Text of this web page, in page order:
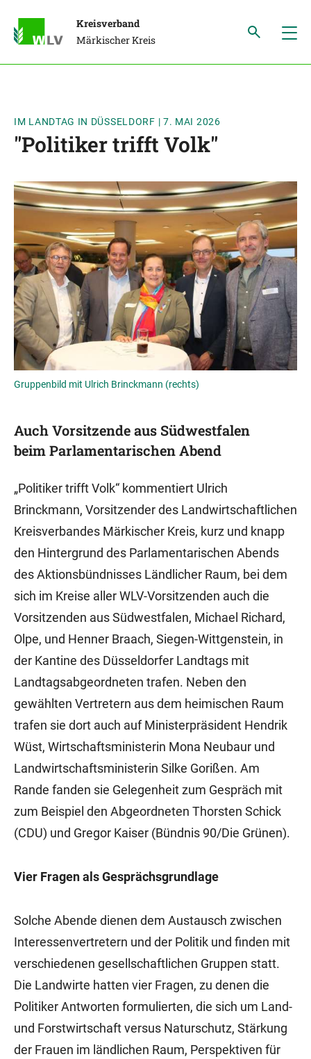
Kreisverband
Märkischer Kreis
IM LANDTAG IN DÜSSELDORF | 7. MAI 2026
"Politiker trifft Volk"
Gruppenbild mit Ulrich Brinckmann (rechts)
Auch Vorsitzende aus Südwestfalen
beim Parlamentarischen Abend
„Politiker trifft Volk“ kommentiert Ulrich
Brinckmann, Vorsitzender des Landwirtschaftlichen
Kreisverbandes Märkischer Kreis, kurz und knapp
den Hintergrund des Parlamentarischen Abends
des Aktionsbündnisses Ländlicher Raum, bei dem
sich im Kreise aller WLV-Vorsitzenden auch die
Vorsitzenden aus Südwestfalen, Michael Richard,
Olpe, und Henner Braach, Siegen-Wittgenstein, in
der Kantine des Düsseldorfer Landtags mit
Landtagsabgeordneten trafen. Neben den
gewählten Vertretern aus dem heimischen Raum
trafen sie dort auch auf Ministerpräsident Hendrik
Wüst, Wirtschaftsministerin Mona Neubaur und
Landwirtschaftsministerin Silke Gorißen. Am
Rande fanden sie Gelegenheit zum Gespräch mit
zum Beispiel den Abgeordneten Thorsten Schick
(CDU) und Gregor Kaiser (Bündnis 90/Die Grünen).
Vier Fragen als Gesprächsgrundlage
Solche Abende dienen dem Austausch zwischen
Interessenvertretern und der Politik und finden mit
verschiedenen gesellschaftlichen Gruppen statt.
Die Landwirte hatten vier Fragen, zu denen die
Politiker Antworten formulierten, die sich um Land-
und Forstwirtschaft versus Naturschutz, Stärkung
der Frauen im ländlichen Raum, Perspektiven für